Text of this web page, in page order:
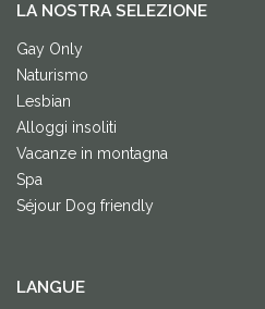
LA NOSTRA SELEZIONE
Gay Only
Naturismo
Lesbian
Alloggi insoliti
Vacanze in montagna
Spa
Séjour Dog friendly
LANGUE